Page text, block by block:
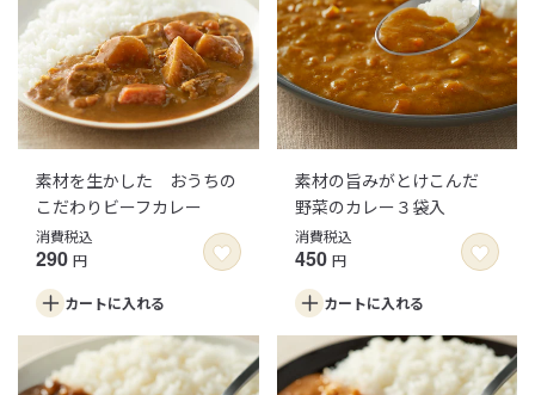
素材を生かした おうちの
こだわりビーフカレー
消費税込
290 円
カートに入れる
素材の旨みがとけこんだ
野菜のカレー３袋入
消費税込
450 円
カートに入れる